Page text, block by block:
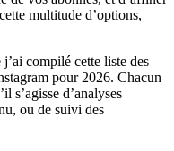
multitude d’options,
compilé cette liste des
pour 2026. Chacun
s’agisse d’analyses
ou de suivi des